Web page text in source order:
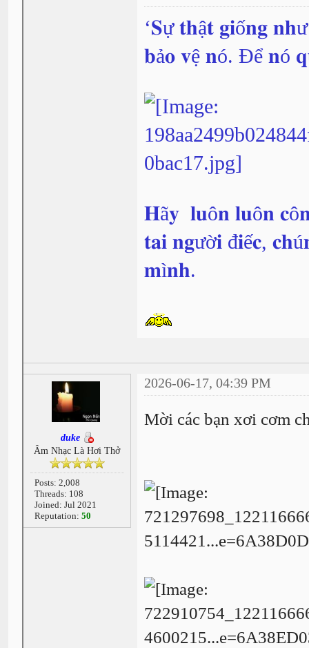
‘𝐒ự 𝐭𝐡ậ𝐭 𝐠𝐢ố𝐧𝐠
𝐛ả𝐨 𝐯ệ 𝐧ó. Để 𝐧ó
𝐇ã𝐲 𝐥𝐮ô𝐧 𝐥𝐮ô𝐧
𝐭𝐚𝐢 𝐧𝐠ườ𝐢 đ𝐢ế𝐜,
𝐦ì𝐧𝐡.
duke
Âm Nhạc Là Hơi Thở
Posts: 2,008
Threads: 108
Joined: Jul 2021
Reputation: 50
2026-06-17, 04:39 PM
Mời các bạn xơi cơm